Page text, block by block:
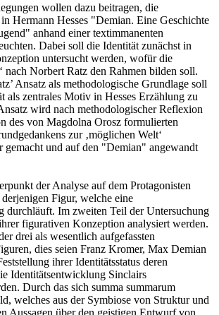
wollen dazu beitragen, die
Hermann Hesses "Demian. Eine Geschichte
anhand einer textimmanenten
Dabei soll die Identität zunächst in
untersucht werden, wofür die
nach Norbert Ratz den Rahmen bilden soll.
Ansatz als methodologische Grundlage soll
als zentrales Motiv in Hesses Erzählung zu
wird nach methodologischer Reflexion
des von Magdolna Orosz formulierten
zur ‚möglichen Welt‘
gemacht und auf den "Demian" angewandt
der Analyse auf dem Protagonisten
Figur, welche eine
durchläuft. Im zweiten Teil der Untersuchung
figurativen Konzeption analysiert werden.
drei als wesentlich aufgefassten
dies seien Franz Kromer, Max Demian
ihrer Identitätsstatus deren
Identitätsentwicklung Sinclairs
Durch das sich summa summarum
welches aus der Symbiose von Struktur und
Aussagen über den geistigen Entwurf von